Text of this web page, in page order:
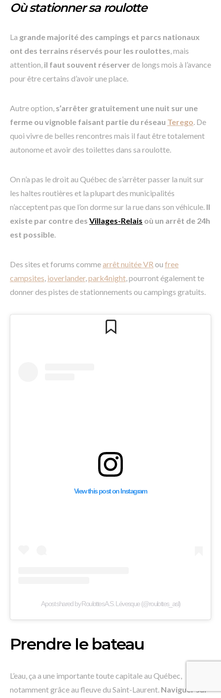
Où stationner sa roulotte
La grande majorité des campings et parcs nationaux
ont des terrains réservés pour les roulottes, mais
attention, il faut souvent réserver de longs mois à l’avance
pour être certains d’avoir une place.
Autre option, s’arrêter gratuitement une nuit sur une
ferme ou vignoble faisant partie du réseau Terego. De
quoi vivre de belles rencontres mais il faut être totalement
autonome et avoir des toilettes dans sa roulotte.
On n’a pas le droit au Québec de s’arrêter passer la nuit sur
les haltes routières et la plupart des municipalités
n’acceptent pas que l’on dorme sur la rue dans son véhicule. Il
existe par contre des Villages-Relais où un arrêt de 24h
est possible.
Des sites et forums commearrêt nuitée VR ou free
campsites, ioverlander,park4night, pourront également te
donner des pistes de stationnements ou campings gratuits.
View this post on Instagram
A post shared by Roulottes A.S. Lévesque (@roulottes_asl)
Prendre le bateau
L’eau, ça a une importante toute capitale au Québec,
notamment grâce au fleuve du Saint-Laurent. Naviguer sur